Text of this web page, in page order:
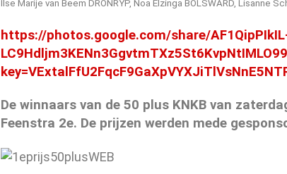
Ilse Marije van Beem DRONRYP, Noa Elzinga BOLSWARD, Lisanne
https://photos.google.com/share/
De winnaars van de 50 plus KNKB van
Feenstra 2e. De prijzen werden mede